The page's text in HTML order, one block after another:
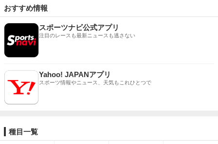
おすすめ情報
スポーツナビ公式アプリ
注目のレースも最新ニュースも逃さない
Yahoo! JAPANアプリ
スポーツ情報やニュース、天気もこれひとつで
種目一覧